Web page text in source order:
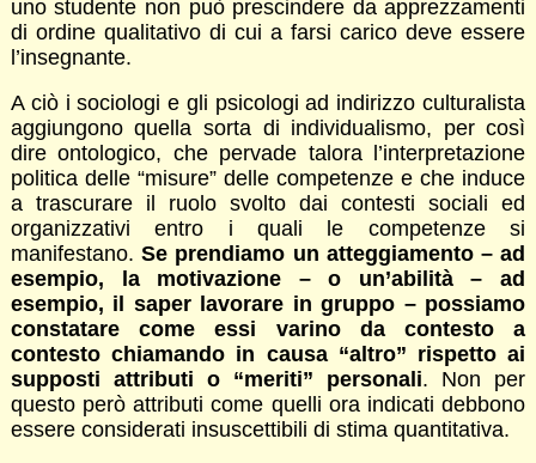
uno studente non può prescindere da apprezzamenti
di ordine qualitativo di cui a farsi carico deve essere
l’insegnante.
A ciò i sociologi e gli psicologi ad indirizzo culturalista
aggiungono quella sorta di individualismo, per così
dire ontologico, che pervade talora l’interpretazione
politica delle “misure” delle competenze e che induce
a trascurare il ruolo svolto dai contesti sociali ed
organizzativi entro i quali le competenze si
manifestano.Se prendiamo un atteggiamento – ad
esempio, la motivazione – o un’abilità – ad
esempio, il saper lavorare in gruppo – possiamo
constatare come essi varino da contesto a
contesto chiamando in causa “altro” rispetto ai
supposti attributi o “meriti” personali. Non per
questo però attributi come quelli ora indicati debbono
essere considerati insuscettibili di stima quantitativa.